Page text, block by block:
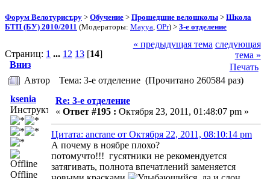
Форум Велотурист.ру > Обучение > Прошедшие велошколы > Школа
БТП (БУ) 2010/2011 (Модераторы: Mayya OPr) > 3-е отделение
Страниц: 1 ... 12 13 [14]
Вниз
« предыдущая тема следующая
тема »
Печать
Автор
Тема: 3-е отделение (Прочитано 260584 раз)
ksenia
Инструктор
Offline
Re: 3-е отделение
« Ответ #195 : Октября 23, 2011, 01:48:07 pm »
Цитата: ancrane от Октября 22, 2011, 08:10:14 pm
А почему в ноябре плохо?
потомучто!!! гусятники не рекомендуется
затягивать, полнота впечатлений заменяется